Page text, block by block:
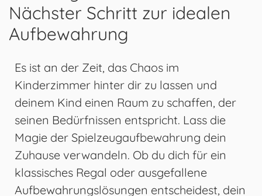
Nächster Schritt zur idealen
Aufbewahrung
Es ist an der Zeit, das Chaos im
Kinderzimmer hinter dir zu lassen und
deinem Kind einen Raum zu schaffen, der
seinen Bedürfnissen entspricht. Lass die
Magie der Spielzeugaufbewahrung dein
Zuhause verwandeln. Ob du dich für ein
klassisches Regal oder ausgefallene
Aufbewahrungslösungen entscheidest, dein